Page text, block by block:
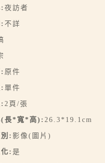
夜訪者
不詳
原件
單件
2頁/張
(長*寬*高): 26.3*19.1cm
: 影像(圖片)
:是